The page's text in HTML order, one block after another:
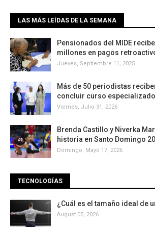
LAS MÁS LEÍDAS DE LA SEMANA
Pensionados del MIDE
millones en pagos
Jueves, Septiembre 11, 2025
Más de 50 periodistas
concluir curso especializado
Viernes, Julio 31, 2026
Brenda Castillo y Niverka
historia en Santo Domingo
Domingo, Mayo 17, 2026
TECNOLOGÍAS
¿Cuál es el tamaño ideal de
August 05, 2026